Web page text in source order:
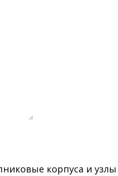
корпуса и узлы